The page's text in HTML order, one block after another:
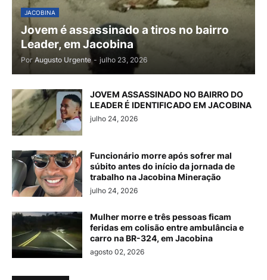
JACOBINA
Jovem é assassinado a tiros no bairro
Leader, em Jacobina
Por Augusto Urgente - julho 23, 2026
JOVEM ASSASSINADO NO BAIRRO DO
LEADER É IDENTIFICADO EM JACOBINA
julho 24, 2026
Funcionário morre após sofrer mal
súbito antes do início da jornada de
trabalho na Jacobina Mineração
julho 24, 2026
Mulher morre e três pessoas ficam
feridas em colisão entre ambulância e
carro na BR-324, em Jacobina
agosto 02, 2026